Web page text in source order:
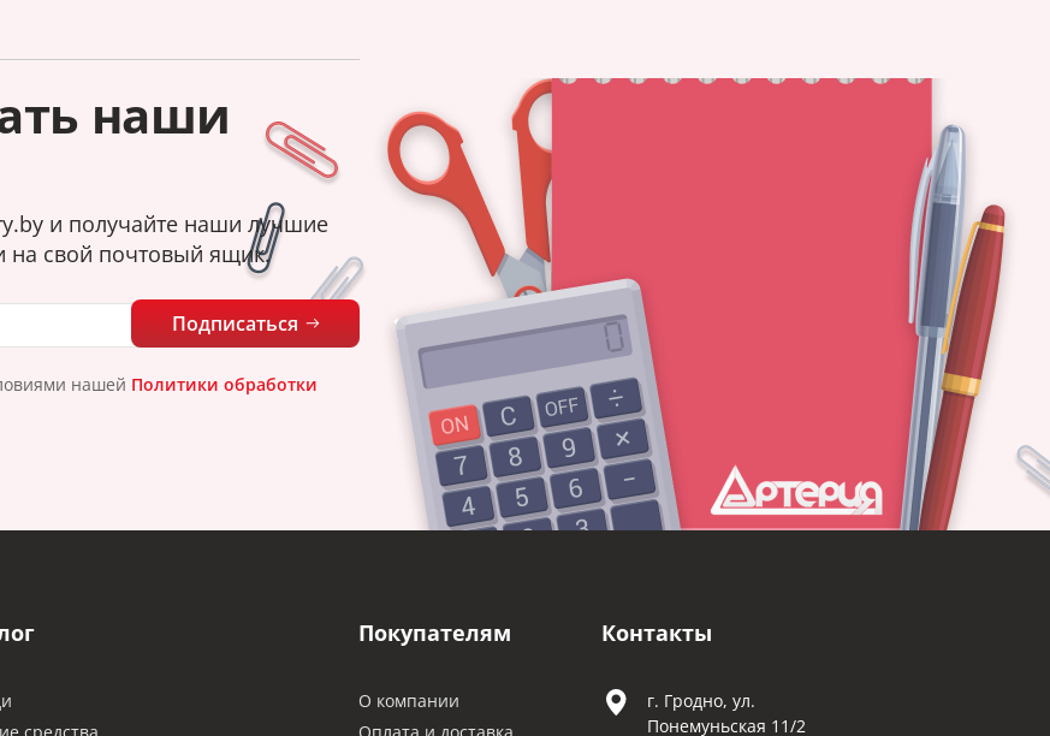
наши
и получайте наши лучшие
на свой почтовый ящик.
Подписаться
нашей Политики обработки
Покупателям
О компании
Контакты
г. Гродно, ул.
Понемуньская 11/2